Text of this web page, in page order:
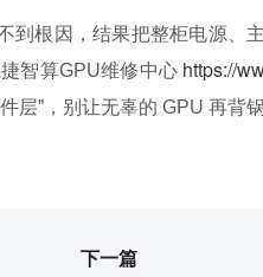
到根因，结果把整柜电源、
智算GPU维修中心 https://
层”，别让无辜的 GPU 再背锅
下一篇